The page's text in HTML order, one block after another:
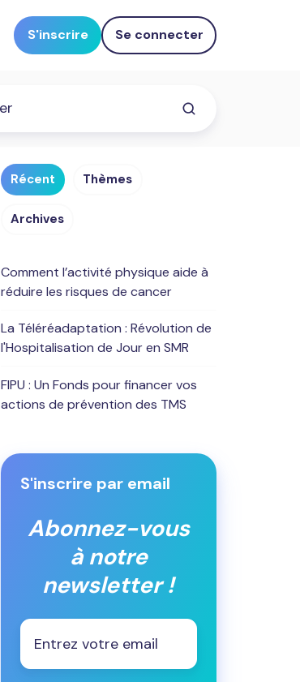
S'inscrire Se connecter
Récent Thèmes
Archives
Comment l’activité physique aide à
réduire les risques de cancer
La Téléréadaptation : Révolution de
l'Hospitalisation de Jour en SMR
FIPU : Un Fonds pour financer vos
actions de prévention des TMS
S'inscrire par email
Abonnez-vous
à notre
newsletter !
Email